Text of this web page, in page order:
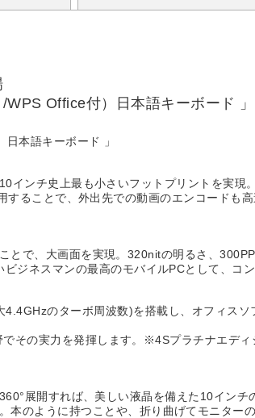
Office付）日本語キーボード 」
本語キーボード 」
ンチ史上最も小さいフットプリントを実現
ることで、外出先での動画のエンコードも
で、大画面を実現。320nitの明るさ、
ジネスマンの最高のモバイルPCとして、コ
のターボ周波数)を搭載し、オフィスソ
その実力を発揮します。※4Sプラチナエデ
展開すれば、美しい液晶を備えた10イン
のように持つことや、折り曲げてモニター